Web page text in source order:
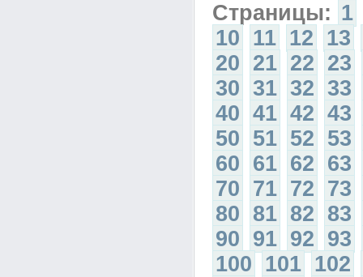
Страницы: 1
10 11 12 13
20 21 22 23
30 31 32 33
40 41 42 43
50 51 52 53
60 61 62 63
70 71 72 73
80 81 82 83
90 91 92 93
100 101 102